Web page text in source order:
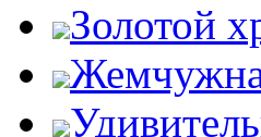
Золотой